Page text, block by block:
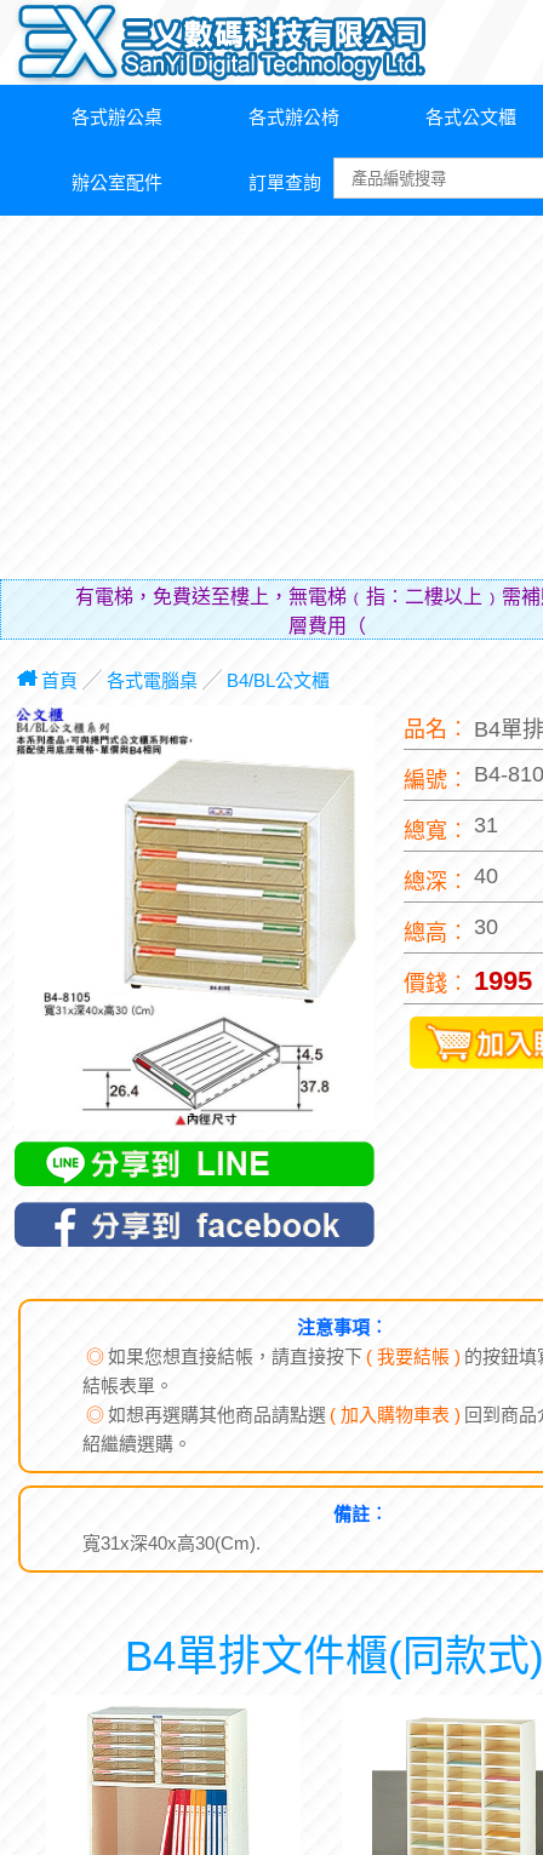
各式辦公桌 各式辦公椅 各式公文櫃
辦公室配件 訂單查詢
有電梯，免費送至樓上，無電梯﹙指︰二樓以上﹚需
層費用（貼補搬運人
首頁 ╱ 各式電腦桌╱ B4/BL公文櫃
品名︰ B4單
編號︰ B4-
總寬︰ 31
總深︰ 40
總高︰ 30
價錢︰ 1995
注意事項︰
◎如果您想直接結帳，請直接按下 ( 我要結帳 ) 的按鈕填
結帳表單。
◎如想再選購其他商品請點選 ( 加入購物車表 ) 回到商品
紹繼續選購。
備註︰
寬31x深40x高30(Cm).
B4單排文件櫃(同款式)